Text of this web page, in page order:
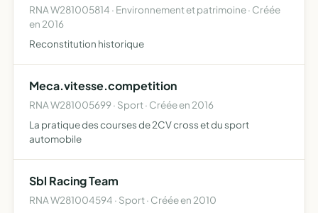
RNA W281005814 · Environnement et patrimoine · Créée
en 2016
Reconstitution historique
Meca.vitesse.competition
RNA W281005699 · Sport · Créée en 2016
La pratique des courses de 2CV cross et du sport
automobile
Sbl Racing Team
RNA W281004594 · Sport · Créée en 2010